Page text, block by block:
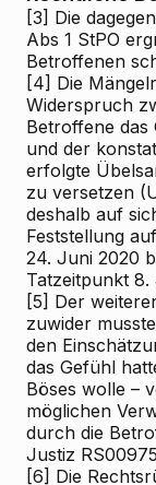
[3] Die
Abs 1 StPO
Betroffenen
[4] Die
Widerspruch
Betroffene
und der
erfolgte
zu versetzen
deshalb auf
Feststellung
24. Juni 2020
Tatzeitpunkt 8.
[5] Der
zuwider
den
das Gefühl
Böses wolle –
möglichen
durch die
Justiz
[6] Die